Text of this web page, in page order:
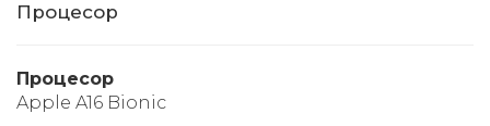
Процесор
Процесор
Apple A16 Bionic